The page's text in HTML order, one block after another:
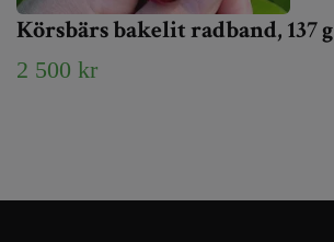
Körsbärs bakelit radband, 137 g
2 500 kr